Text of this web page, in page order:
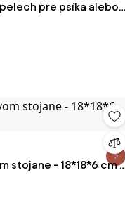
pre psíka alebo
- 58*48*18 cm
stojane - 18*18*6 cm /